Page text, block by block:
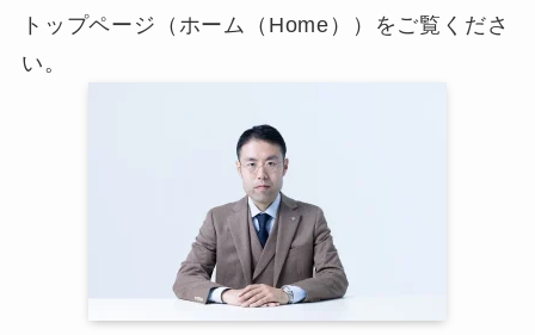
トップページ（ホーム（Home））をご覧くださ
い。